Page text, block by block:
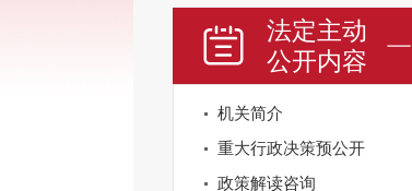
法定主动
公开内容
机关简介
重大行政决策预公开
政策解读咨询